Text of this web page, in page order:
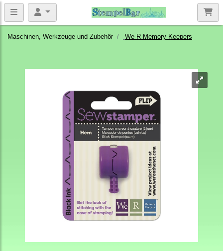
Maschinen, Werkzeuge und Zubehör We R Memory Keepers